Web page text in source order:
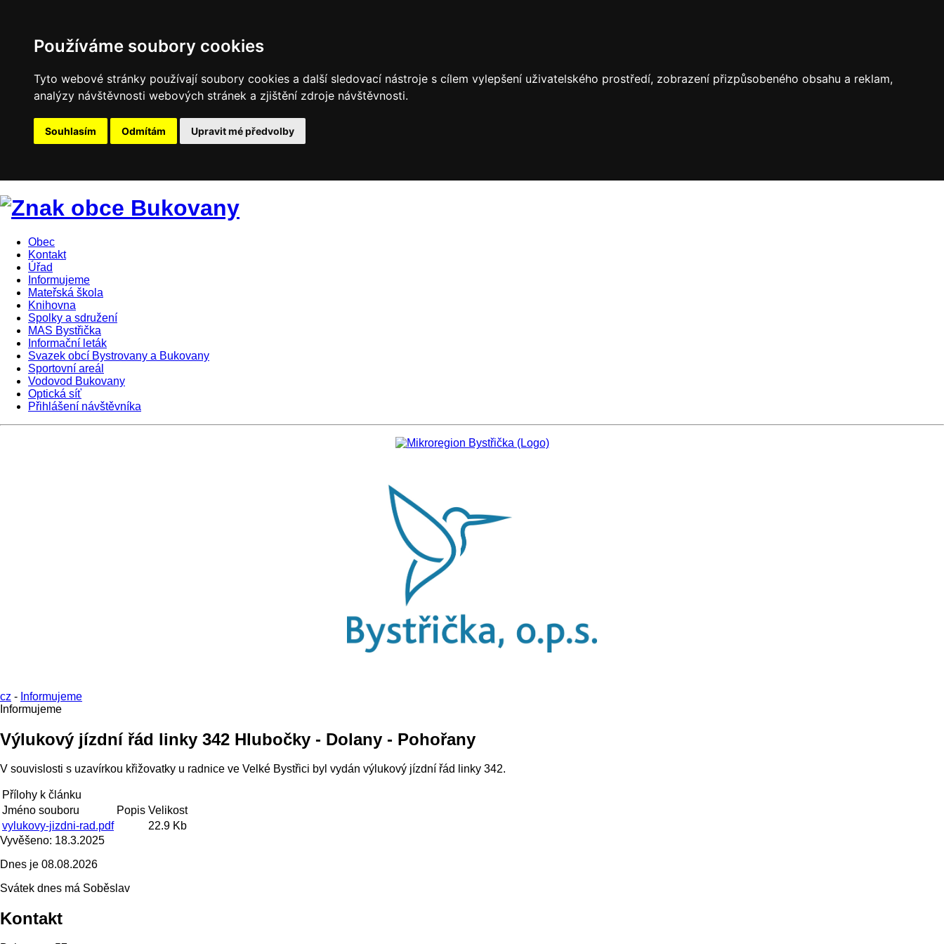
Používáme soubory cookies
Tyto webové stránky používají soubory cookies a další sledovací nástroje s cílem vylepšení uživatelského prostředí, zobrazení přizpůsobeného obsahu a reklam,
analýzy návštěvnosti webových stránek a zjištění zdroje návštěvnosti.
Souhlasím Odmítám Upravit mé předvolby
Obec
Kontakt
Úřad
Informujeme
Mateřská škola
Knihovna
Spolky a sdružení
MAS Bystřička
Informační leták
Svazek obcí Bystrovany a Bukovany
Sportovní areál
Vodovod Bukovany
Optická síť
Přihlášení návštěvníka
cz - Informujeme
Informujeme
Výlukový jízdní řád linky 342 Hlubočky - Dolany - Pohořany
V souvislosti s uzavírkou křižovatky u radnice ve Velké Bystřici byl vydán výlukový jízdní řád linky 342.
Přílohy k článku
Jméno souboru
Popis Velikost
vylukovy-jizdni-rad.pdf
22.9 Kb
Vyvěšeno: 18.3.2025
Dnes je 08.08.2026
Svátek dnes má Soběslav
Kontakt